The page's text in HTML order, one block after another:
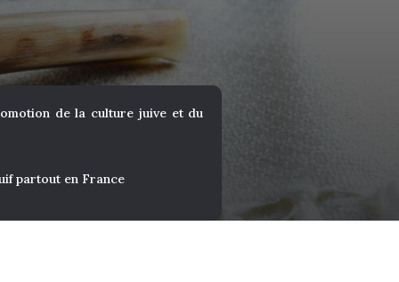
de la culture juive et du
partout en France